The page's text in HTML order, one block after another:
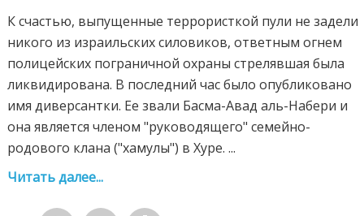
К счастью, выпущенные террористкой пули не задели
никого из израильских силовиков, ответным огнем
полицейских пограничной охраны стрелявшая была
ликвидирована. В последний час было опубликовано
имя диверсантки. Ее звали Басма-Авад аль-Набери и
она является членом "руководящего" семейно-
родового клана ("хамулы") в Хуре. ...
Читать далее...